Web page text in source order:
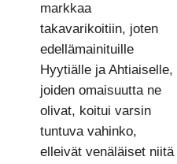
markkaa
takavarikoitiin, joten
edellämainituille
Hyytiälle ja Ahtiaiselle,
joiden omaisuutta ne
olivat, koitui varsin
tuntuva vahinko,
elleivät venäläiset niitä